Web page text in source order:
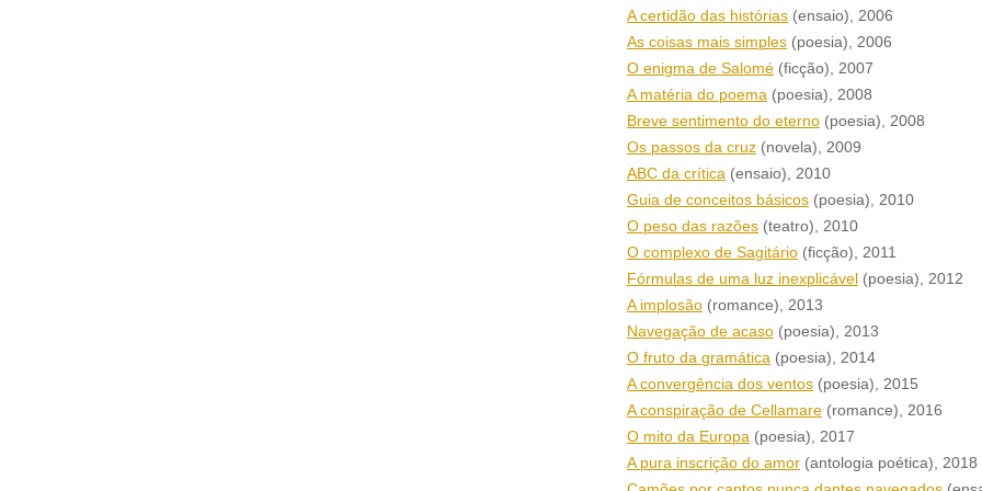
A certidão das histórias (ensaio), 2006
As coisas mais simples (poesia), 2006
O enigma de Salomé (ficção), 2007
A matéria do poema (poesia), 2008
Breve sentimento do eterno (poesia), 2008
Os passos da cruz (novela), 2009
ABC da crítica (ensaio), 2010
Guia de conceitos básicos (poesia), 2010
O peso das razões (teatro), 2010
O complexo de Sagitário (ficção), 2011
Fórmulas de uma luz inexplicável (poesia), 2012
A implosão (romance), 2013
Navegação de acaso (poesia), 2013
O fruto da gramática (poesia), 2014
A convergência dos ventos (poesia), 2015
A conspiração de Cellamare (romance), 2016
O mito da Europa (poesia), 2017
A pura inscrição do amor (antologia poética), 2018